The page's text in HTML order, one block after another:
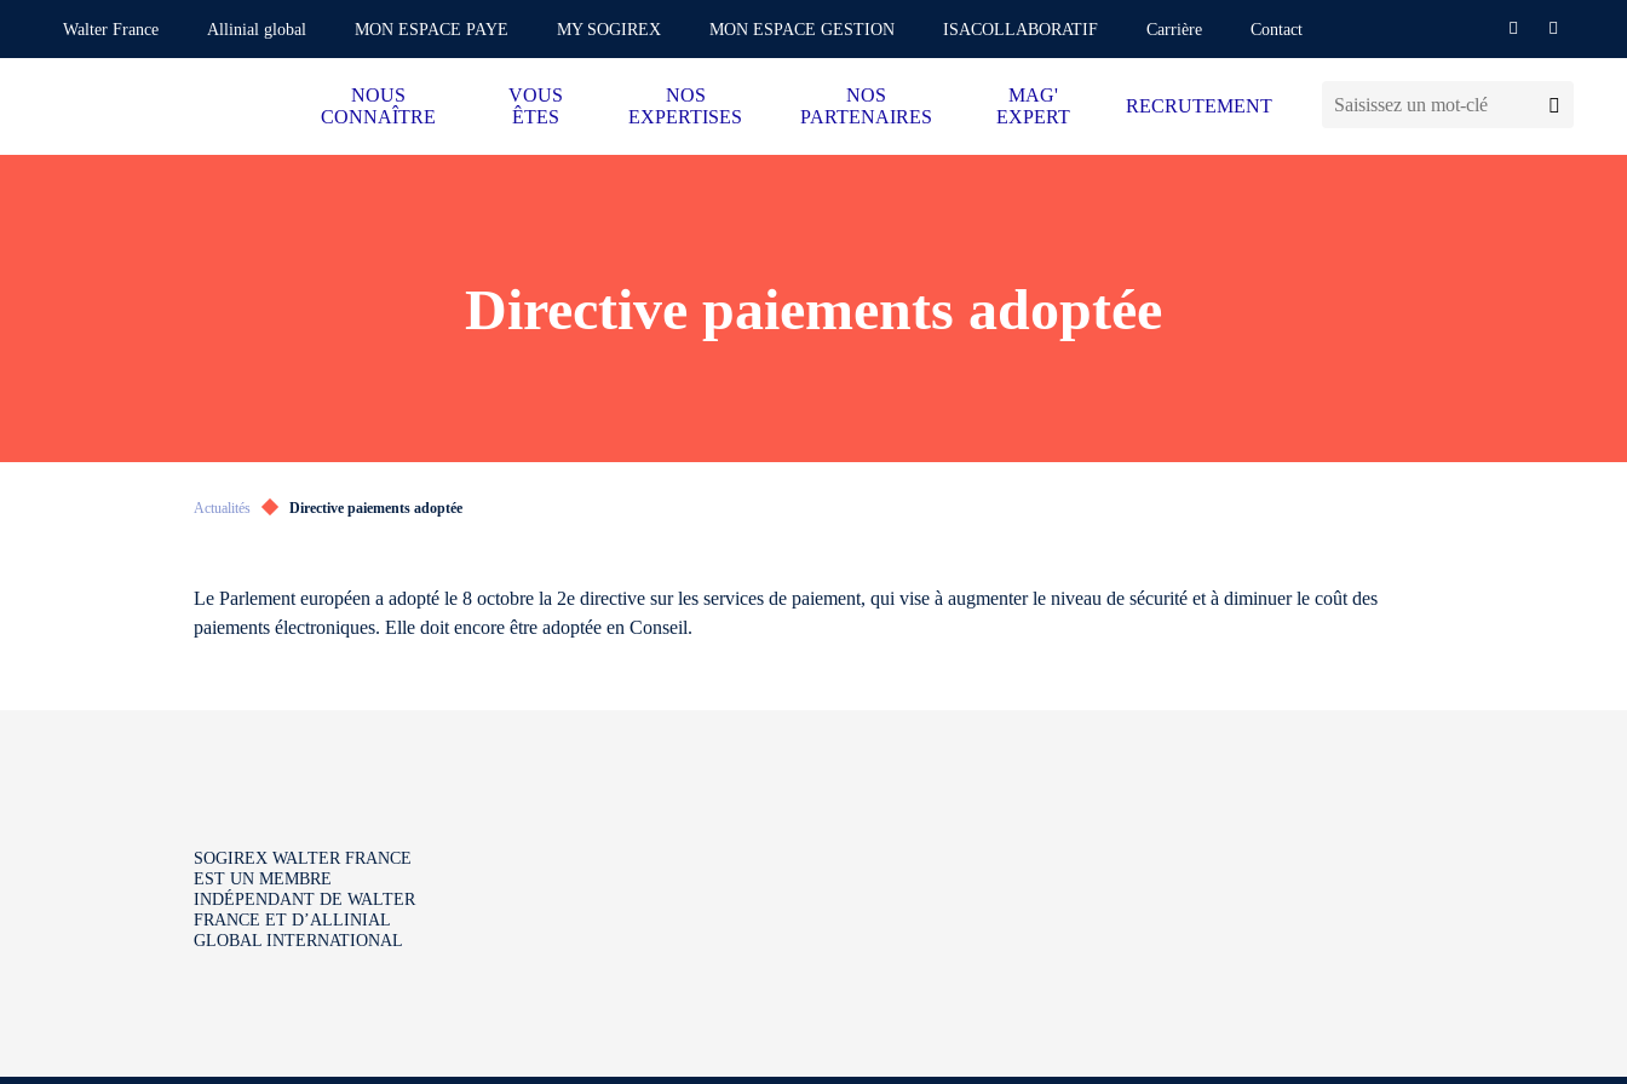
Walter France Allinial global MON ESPACE PAYE MY SOGIREX MON ESPACE GESTION ISACOLLABORATIF Carrière Contact
NOUS
CONNAÎTRE
VOUS
ÊTES
NOS
EXPERTISES
NOS
PARTENAIRES
MAG'
EXPERT
RECRUTEMENT
Directive paiements adoptée
Actualités Directive paiements adoptée
Le Parlement européen a adopté le 8 octobre la 2e directive sur les services de paiement, qui vise à augmenter le niveau de sécurité et à diminuer le coût des
paiements électroniques. Elle doit encore être adoptée en Conseil.
SOGIREX WALTER FRANCE
EST UN MEMBRE
INDÉPENDANT DE WALTER
FRANCE ET D’ALLINIAL
GLOBAL INTERNATIONAL